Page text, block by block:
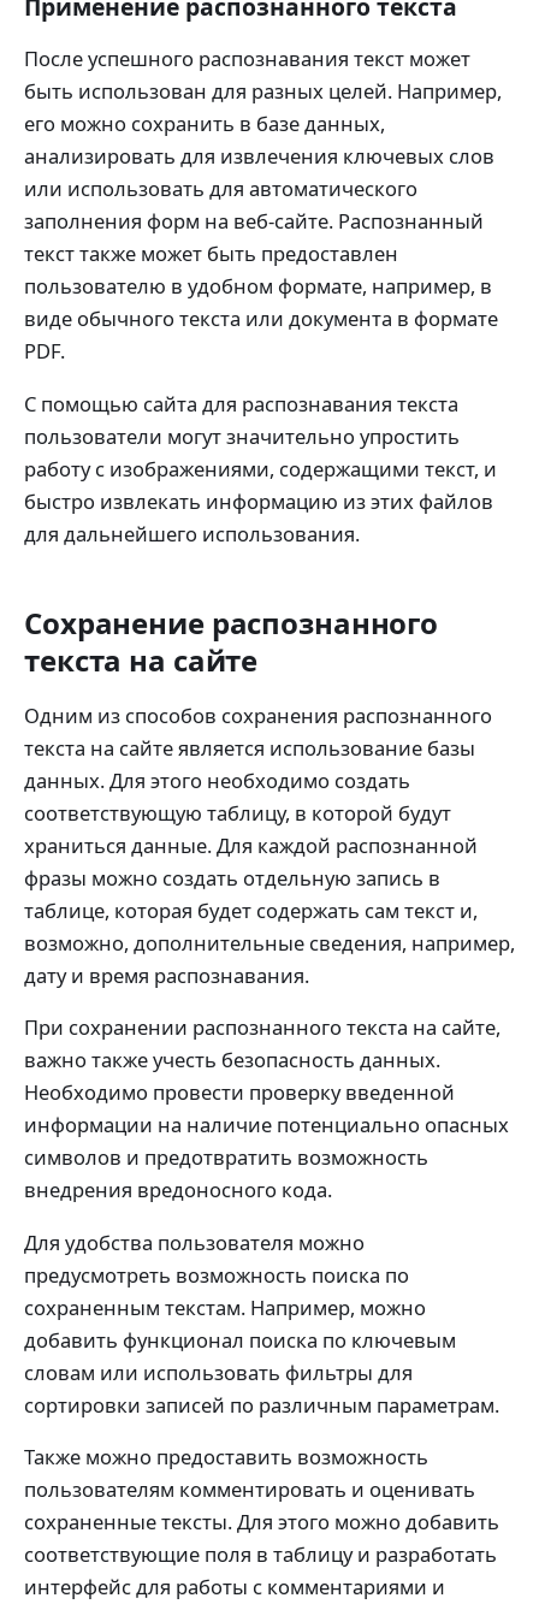
После успешного распознавания текст может
быть использован для разных целей. Например,
его можно сохранить в базе данных,
анализировать для извлечения ключевых слов
или использовать для автоматического
заполнения форм на веб-сайте. Распознанный
текст также может быть предоставлен
пользователю в удобном формате, например, в
виде обычного текста или документа в формате
PDF.
С помощью сайта для распознавания текста
пользователи могут значительно упростить
работу с изображениями, содержащими текст, и
быстро извлекать информацию из этих файлов
для дальнейшего использования.
Сохранение распознанного
текста на сайте
Одним из способов сохранения распознанного
текста на сайте является использование базы
данных. Для этого необходимо создать
соответствующую таблицу, в которой будут
храниться данные. Для каждой распознанной
фразы можно создать отдельную запись в
таблице, которая будет содержать сам текст и,
возможно, дополнительные сведения, например,
дату и время распознавания.
При сохранении распознанного текста на сайте,
важно также учесть безопасность данных.
Необходимо провести проверку введенной
информации на наличие потенциально опасных
символов и предотвратить возможность
внедрения вредоносного кода.
Для удобства пользователя можно
предусмотреть возможность поиска по
сохраненным текстам. Например, можно
добавить функционал поиска по ключевым
словам или использовать фильтры для
сортировки записей по различным параметрам.
Также можно предоставить возможность
пользователям комментировать и оценивать
сохраненные тексты. Для этого можно добавить
соответствующие поля в таблицу и разработать
интерфейс для работы с комментариями и